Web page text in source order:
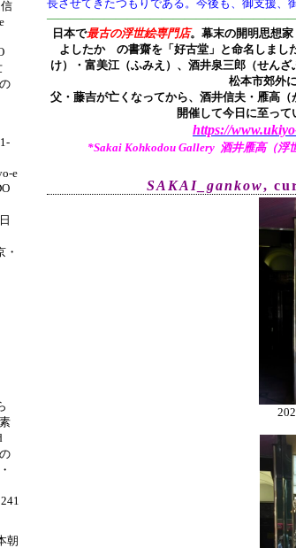
長させてきたつもりである。今後も、御支援、
日本で最古の浮世絵専門店。幕末の開明思想家
よしたか の書齋を「好古堂」と命名しました
け）・富美江（ふみえ）、酒井泉三郎（せん
松本市郊外
父・藤吉が亡くなってから、酒井信夫・雁高
開催して今日に至って
https://
*Sakai Kohkodou Gallery 酒井雁高（
SAKAI_gankow,
e
朝